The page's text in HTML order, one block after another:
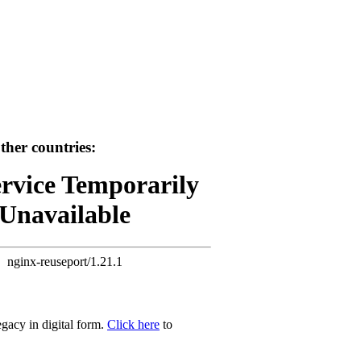
countries:
Temporarily
nginx-reuseport/1.21.1
in digital form. Click here to